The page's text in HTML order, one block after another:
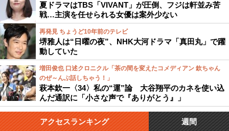
夏ドラマはTBS「VIVANT」が圧倒、フジは軒並み苦
戦…主演を任せられる女優は案外少ない
再発見 ちょうど10年前のテレビ
堺雅人は“日曜の夜”、NHK大河ドラマ「真田丸」で躍
動していた
増田俊也 口述クロニクル「茶の間を変えたコメディアン 欽ちゃん
のぜ～んぶ話しちゃう！」
萩本欽一〈34〉私の“運”論 大谷翔平のカネを使い込
んだ通訳に「小さな声で『ありがとう』」
アクセスランキング 週間